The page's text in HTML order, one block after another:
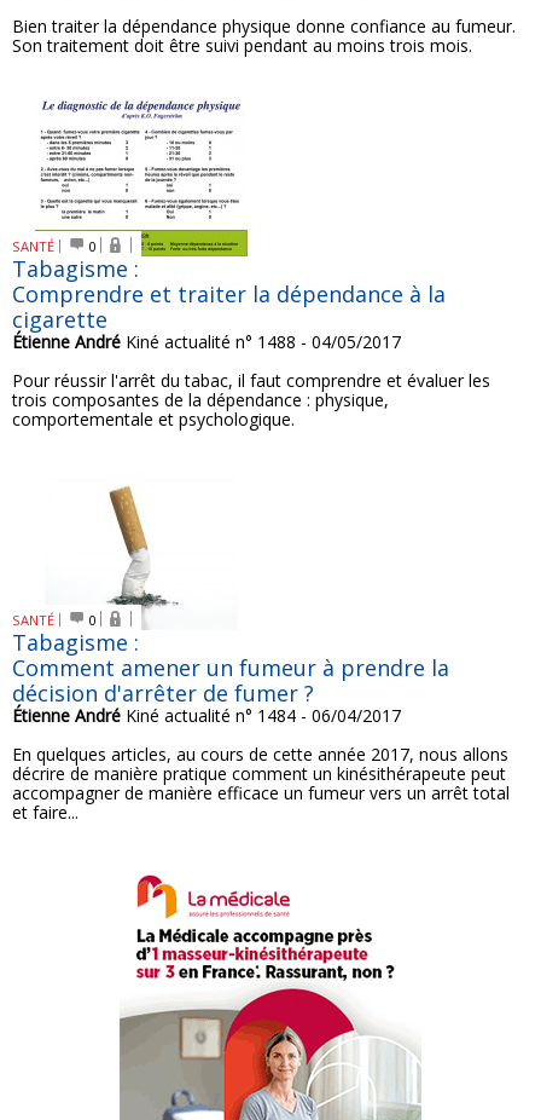
Bien traiter la dépendance physique donne confiance au fumeur.
Son traitement doit être suivi pendant au moins trois mois.
SANTÉ 0
Tabagisme :
Comprendre et traiter la dépendance à la
cigarette
Étienne André Kiné actualité n° 1488 - 04/05/2017
Pour réussir l'arrêt du tabac, il faut comprendre et évaluer les
trois composantes de la dépendance : physique,
comportementale et psychologique.
SANTÉ 0
Tabagisme :
Comment amener un fumeur à prendre la
décision d'arrêter de fumer ?
Étienne André Kiné actualité n° 1484 - 06/04/2017
En quelques articles, au cours de cette année 2017, nous allons
décrire de manière pratique comment un kinésithérapeute peut
accompagner de manière efficace un fumeur vers un arrêt total
et faire...